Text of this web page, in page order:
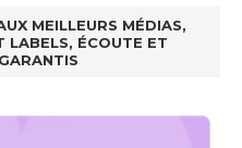
MEILLEURS MÉDIAS,
LABELS, ÉCOUTE ET